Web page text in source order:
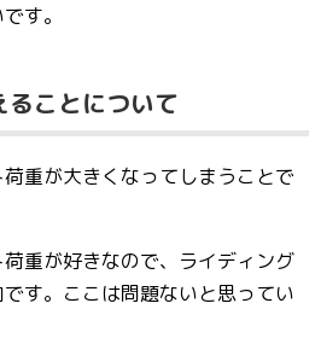
す。
ることについて
重が大きくなってしまうことで
重が好きなので、ライディング
す。ここは問題ないと思ってい